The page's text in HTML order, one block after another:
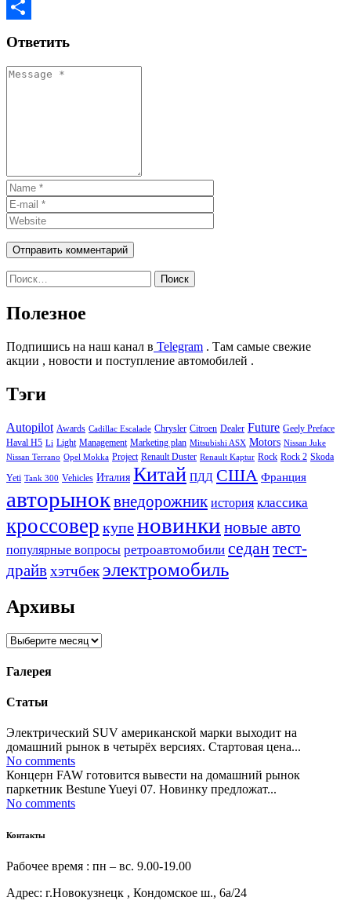
Email
Ответить
Найти:
Полезное
Подпишись на наш канал в Telegram . Там самые свежие
акции , новости и поступление автомобилей .
Тэги
Autopilot Awards Cadillac Escalade Chrysler Citroen Dealer Future Geely Preface
Haval H5 Li Light Management Marketing plan Mitsubishi ASX Motors Nissan Juke
Nissan Terrano Opel Mokka Project Renault Duster Renault Kaptur Rock Rock 2 Skoda
Yeti Tank 300 Vehicles Италия Китай ПДД США Франция
авторыноквнедорожник история классика
кроссовер купеновинки новые авто
популярные вопросы ретроавтомобили седантест-
драйвхэтчбек электромобиль
Архивы
Архивы
Галерея
Статьи
Электрический SUV американской марки выходит на
домашний рынок в четырёх версиях. Стартовая цена...
No comments
Концерн FAW готовится вывести на домашний рынок
паркетник Bestune Yueyi 07. Новинку предложат...
No comments
Контакты
Рабочее время : пн – вс. 9.00-19.00
Адрес: г.Новокузнецк , Кондомское ш., 6а/24